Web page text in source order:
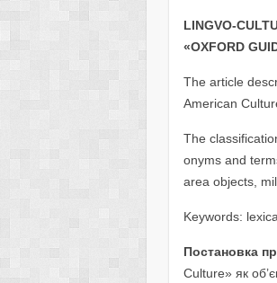
LINGVO-
«OXFORD
The article
American
The
onyms and
area objects,
Keywords:
Постановка
Culture» як